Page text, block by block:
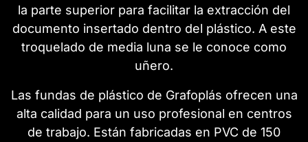
la parte superior para facilitar la extracción del
documento insertado dentro del plástico. A este
troquelado de media luna se le conoce como
uñero.
Las fundas de plástico de Grafoplás ofrecen una
alta calidad para un uso profesional en centros
de trabajo. Están fabricadas en PVC de 150